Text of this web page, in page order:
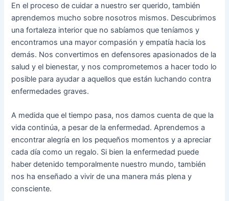
En el proceso de cuidar a nuestro ser querido, también
aprendemos mucho sobre nosotros mismos. Descubrimos
una fortaleza interior que no sabíamos que teníamos y
encontramos una mayor compasión y empatía hacia los
demás. Nos convertimos en defensores apasionados de la
salud y el bienestar, y nos comprometemos a hacer todo lo
posible para ayudar a aquellos que están luchando contra
enfermedades graves.
A medida que el tiempo pasa, nos damos cuenta de que la
vida continúa, a pesar de la enfermedad. Aprendemos a
encontrar alegría en los pequeños momentos y a apreciar
cada día como un regalo. Si bien la enfermedad puede
haber detenido temporalmente nuestro mundo, también
nos ha enseñado a vivir de una manera más plena y
consciente.